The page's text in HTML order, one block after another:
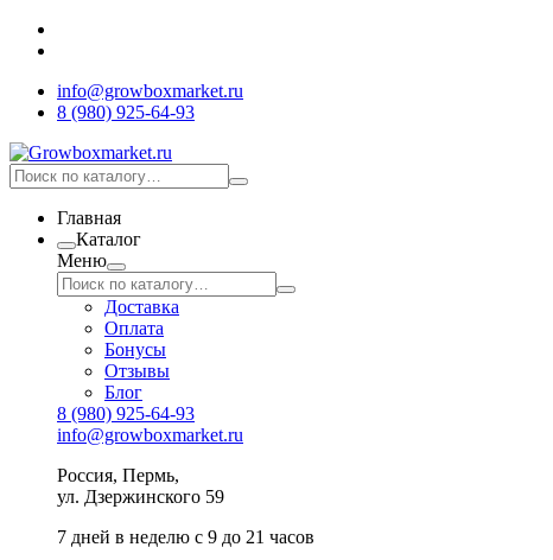
info@growboxmarket.ru
8 (980) 925-64-93
Главная
Каталог
Меню
Доставка
Оплата
Бонусы
Отзывы
Блог
8 (980) 925-64-93
info@growboxmarket.ru
Россия, Пермь,
ул. Дзержинского 59
7 дней в неделю с 9 до 21 часов